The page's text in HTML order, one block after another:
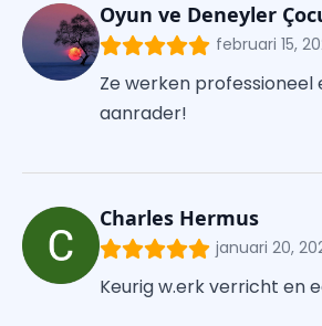
Oyun ve Deneyler
februari 15,
Ze werken
aanrader!
Charles Hermus
januari 20,
Keurig w.erk verricht en